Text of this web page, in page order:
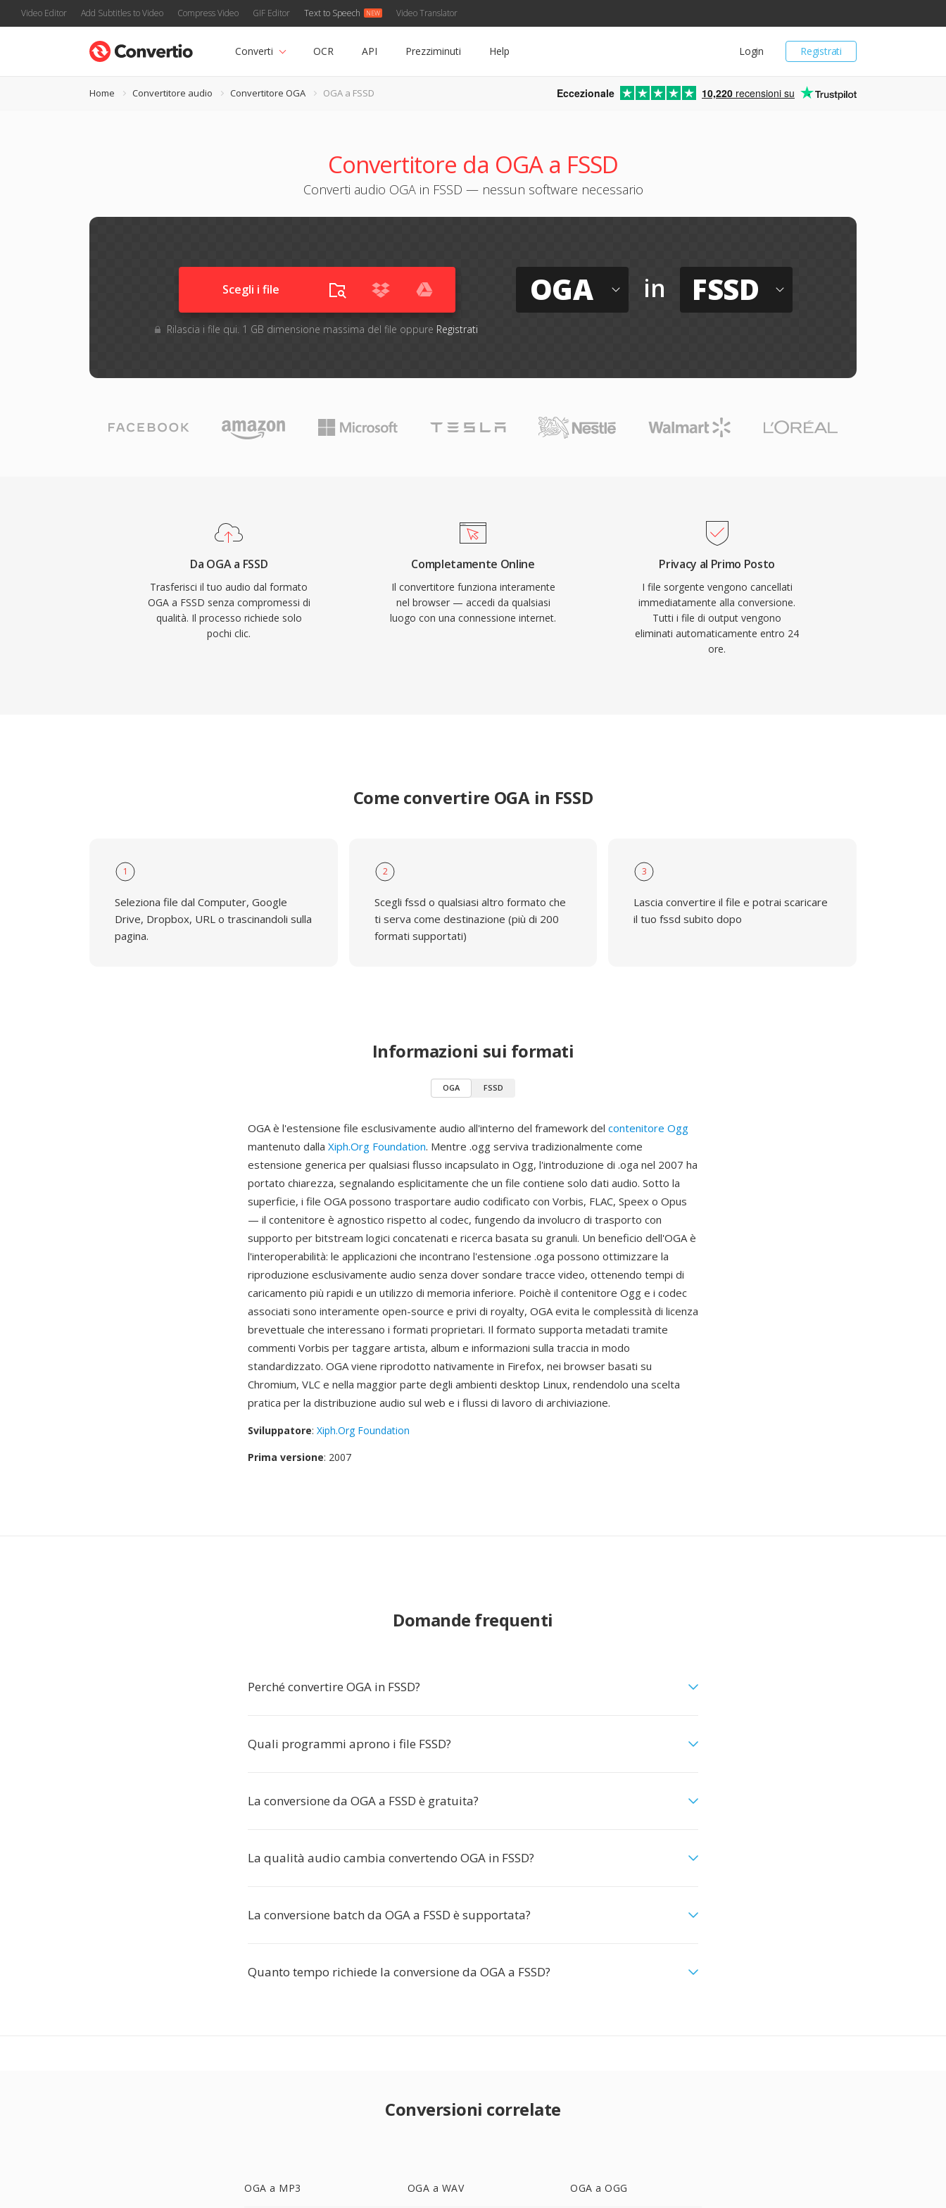
Video Editor Add Subtitles to Video Compress Video GIF Editor Text to Speech Video Translator
Registrati
Login
Converti OCR API Prezziminuti Help
Home Convertitore audio Convertitore OGA OGA a FSSD Eccezionale 10,220 recensioni su
Convertitore da OGA a FSSD
Converti audio OGA in FSSD — nessun software necessario
Scegli i file
Rilascia i file qui. 1 GB dimensione massima del file oppure Registrati
OGA in FSSD
Da OGA a FSSD
Trasferisci il tuo audio dal formato
OGA a FSSD senza compromessi di
qualità. Il processo richiede solo
pochi clic.
Completamente Online
Il convertitore funziona interamente
nel browser — accedi da qualsiasi
luogo con una connessione internet.
Privacy al Primo Posto
I file sorgente vengono cancellati
immediatamente alla conversione.
Tutti i file di output vengono
eliminati automaticamente entro 24
ore.
Come convertire OGA in FSSD
1
Seleziona file dal Computer, Google
Drive, Dropbox, URL o trascinandoli sulla
pagina.
2
Scegli fssd o qualsiasi altro formato che
ti serva come destinazione (più di 200
formati supportati)
3
Lascia convertire il file e potrai scaricare
il tuo fssd subito dopo
Informazioni sui formati
OGA FSSD
OGA è l'estensione file esclusivamente audio all'interno del framework del contenitore Ogg
mantenuto dalla Xiph.Org Foundation. Mentre .ogg serviva tradizionalmente come
estensione generica per qualsiasi flusso incapsulato in Ogg, l'introduzione di .oga nel 2007 ha
portato chiarezza, segnalando esplicitamente che un file contiene solo dati audio. Sotto la
superficie, i file OGA possono trasportare audio codificato con Vorbis, FLAC, Speex o Opus
— il contenitore è agnostico rispetto al codec, fungendo da involucro di trasporto con
supporto per bitstream logici concatenati e ricerca basata su granuli. Un beneficio dell'OGA è
l'interoperabilità: le applicazioni che incontrano l'estensione .oga possono ottimizzare la
riproduzione esclusivamente audio senza dover sondare tracce video, ottenendo tempi di
caricamento più rapidi e un utilizzo di memoria inferiore. Poichè il contenitore Ogg e i codec
associati sono interamente open-source e privi di royalty, OGA evita le complessità di licenza
brevettuale che interessano i formati proprietari. Il formato supporta metadati tramite
commenti Vorbis per taggare artista, album e informazioni sulla traccia in modo
standardizzato. OGA viene riprodotto nativamente in Firefox, nei browser basati su
Chromium, VLC e nella maggior parte degli ambienti desktop Linux, rendendolo una scelta
pratica per la distribuzione audio sul web e i flussi di lavoro di archiviazione.
Sviluppatore: Xiph.Org Foundation
Prima versione: 2007
Domande frequenti
Perché convertire OGA in FSSD?
Quali programmi aprono i file FSSD?
La conversione da OGA a FSSD è gratuita?
La qualità audio cambia convertendo OGA in FSSD?
La conversione batch da OGA a FSSD è supportata?
Quanto tempo richiede la conversione da OGA a FSSD?
Conversioni correlate
OGA a MP3 OGA a WAV OGA a OGG